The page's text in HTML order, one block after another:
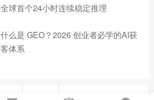
全球首个24小时连续稳定推理
什么是 GEO？2026 创业者必学的AI获
客体系